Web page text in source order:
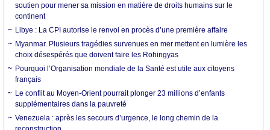
soutien pour mener sa mission en matière de droits humains sur le
continent
Libye : La CPI autorise le renvoi en procès d’une première affaire
Myanmar. Plusieurs tragédies survenues en mer mettent en lumière les
choix désespérés que doivent faire les Rohingyas
Pourquoi l’Organisation mondiale de la Santé est utile aux citoyens
français
Le conflit au Moyen-Orient pourrait plonger 23 millions d’enfants
supplémentaires dans la pauvreté
Venezuela : après les secours d’urgence, le long chemin de la